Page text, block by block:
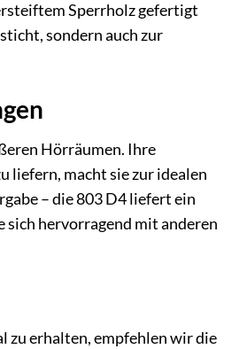
Sperrholz gefertigt
sondern auch zur
Hörräumen. Ihre
liefern, macht sie zur idealen
– die 803 D4 liefert ein
sich hervorragend mit anderen
zu erhalten, empfehlen wir die